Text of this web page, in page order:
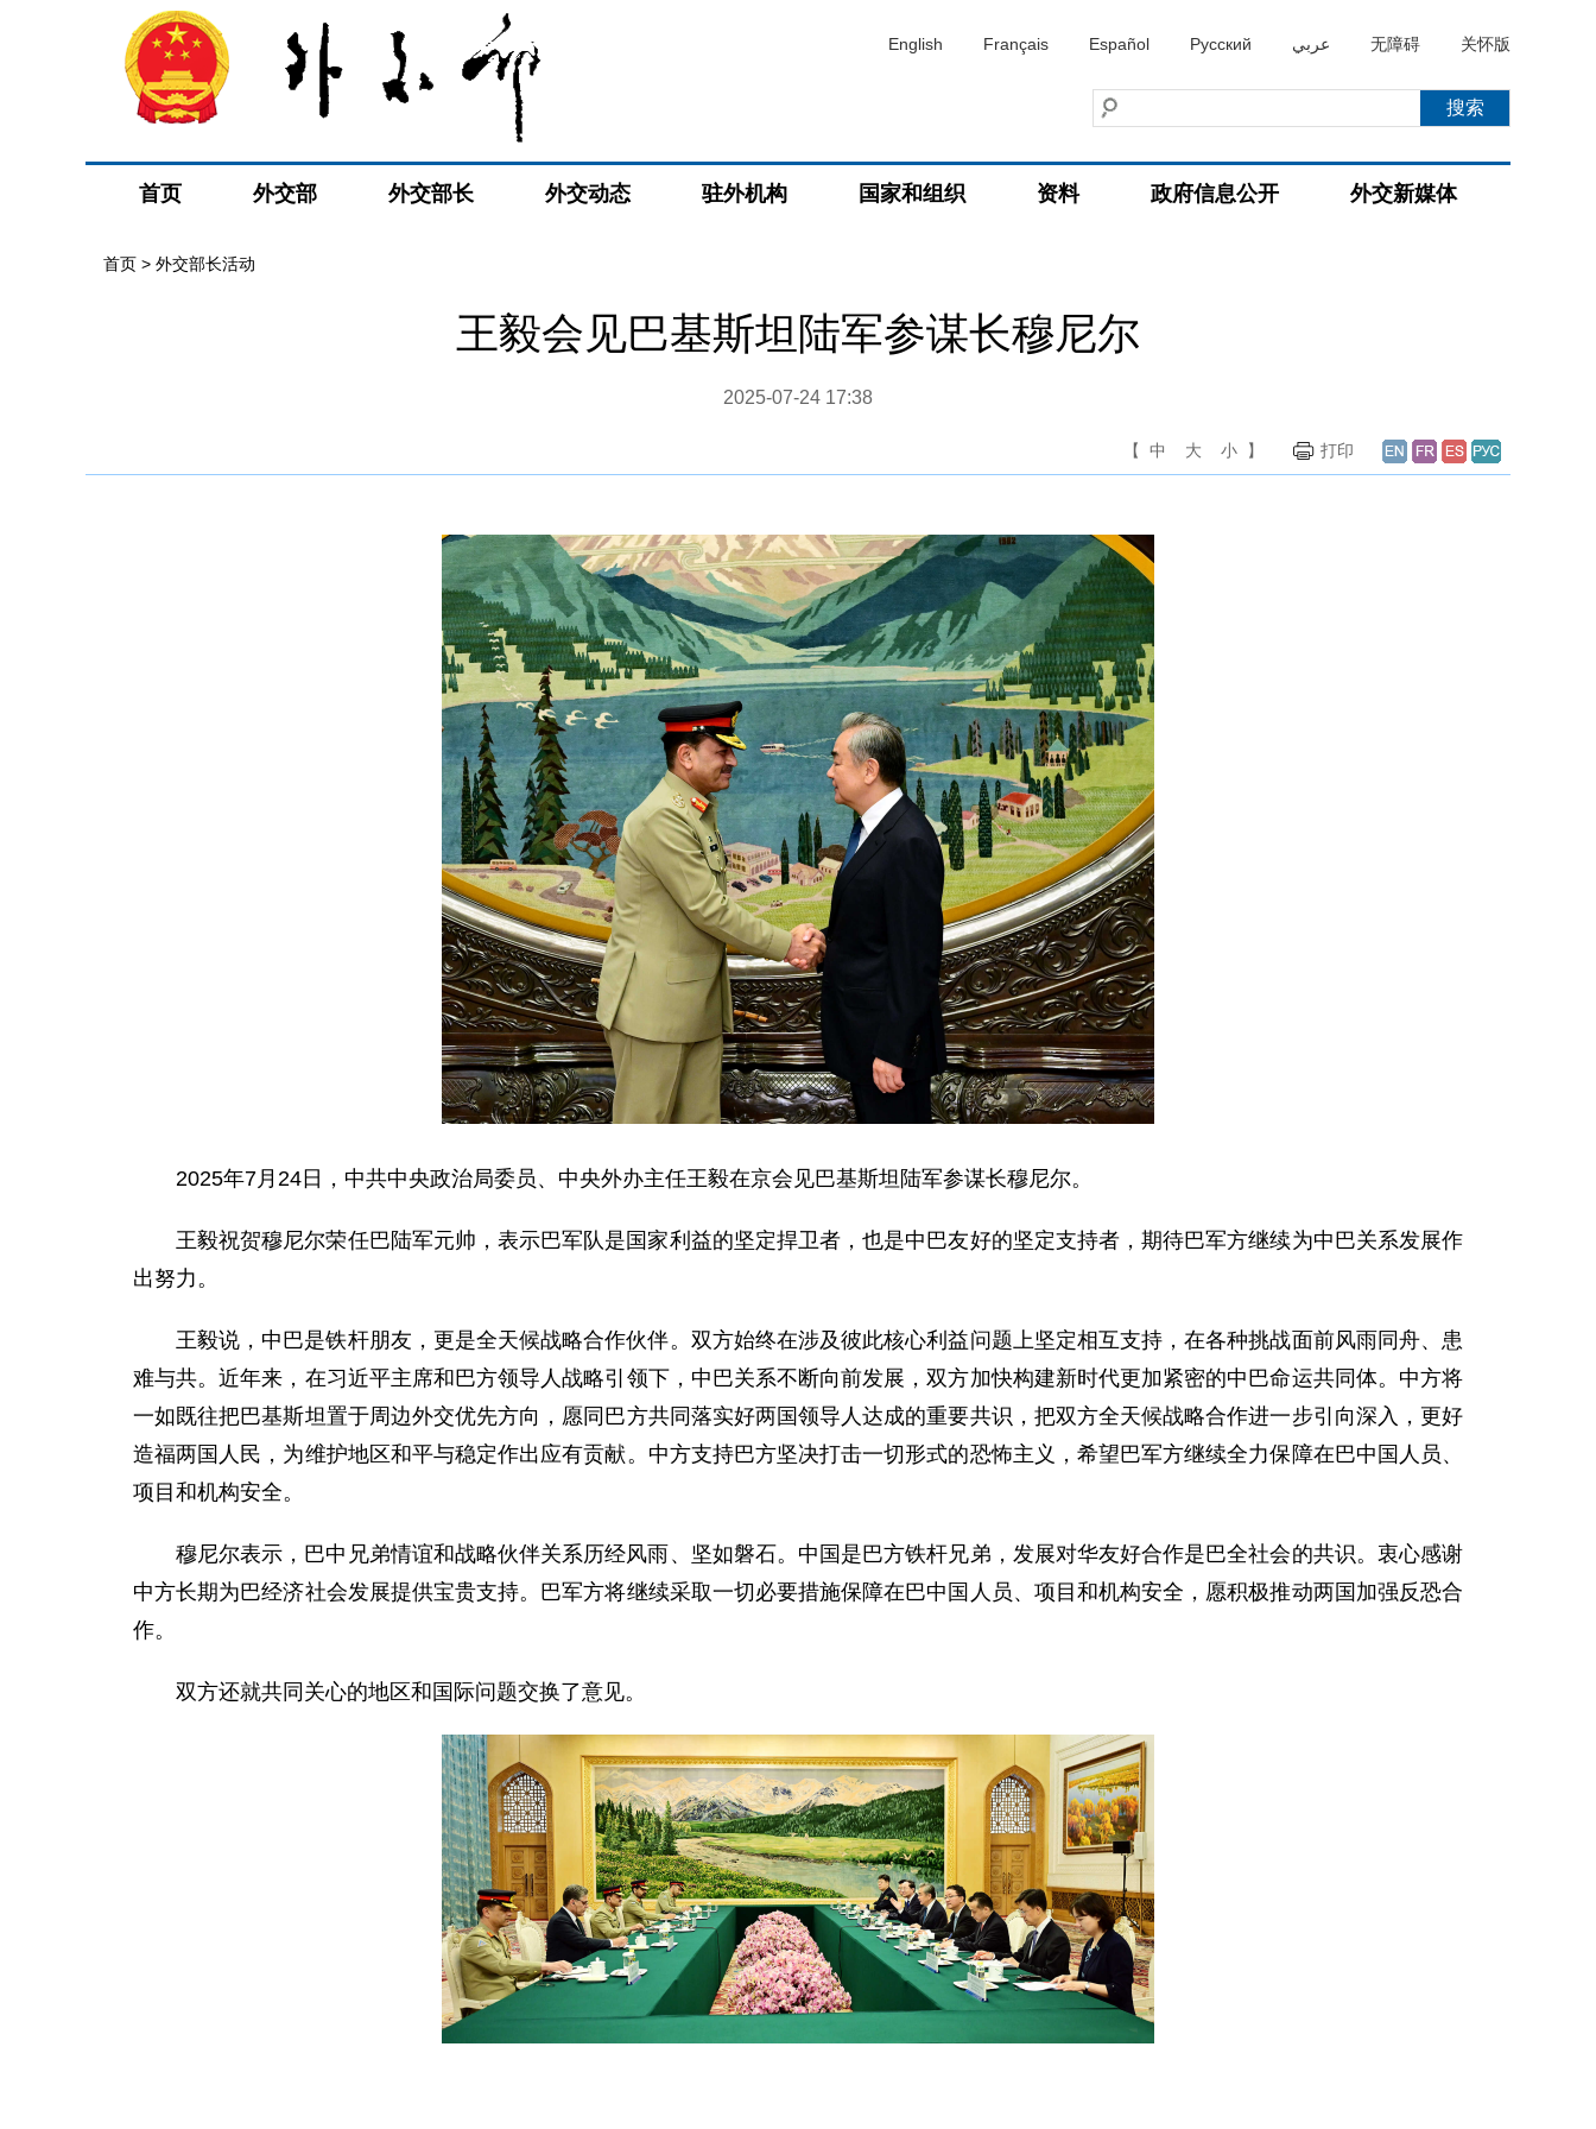
English Français Español Русский عربي 无障碍 关怀版
首页 外交部 外交部长 外交动态 驻外机构 国家和组织 资料 政府信息公开 外交新媒体
首页 > 外交部长活动
王毅会见巴基斯坦陆军参谋长穆尼尔
2025-07-24 17:38
【 中 大 小 】 打印
2025年7月24日，中共中央政治局委员、中央外办主任王毅在京会见巴基斯坦陆军参谋长穆尼尔。
王毅祝贺穆尼尔荣任巴陆军元帅，表示巴军队是国家利益的坚定捍卫者，也是中巴友好的坚定支持者，期待巴军方继续为中巴关系发展作
出努力。
王毅说，中巴是铁杆朋友，更是全天候战略合作伙伴。双方始终在涉及彼此核心利益问题上坚定相互支持，在各种挑战面前风雨同舟、患
难与共。近年来，在习近平主席和巴方领导人战略引领下，中巴关系不断向前发展，双方加快构建新时代更加紧密的中巴命运共同体。中方将
一如既往把巴基斯坦置于周边外交优先方向，愿同巴方共同落实好两国领导人达成的重要共识，把双方全天候战略合作进一步引向深入，更好
造福两国人民，为维护地区和平与稳定作出应有贡献。中方支持巴方坚决打击一切形式的恐怖主义，希望巴军方继续全力保障在巴中国人员、
项目和机构安全。
穆尼尔表示，巴中兄弟情谊和战略伙伴关系历经风雨、坚如磐石。中国是巴方铁杆兄弟，发展对华友好合作是巴全社会的共识。衷心感谢
中方长期为巴经济社会发展提供宝贵支持。巴军方将继续采取一切必要措施保障在巴中国人员、项目和机构安全，愿积极推动两国加强反恐合
作。
双方还就共同关心的地区和国际问题交换了意见。